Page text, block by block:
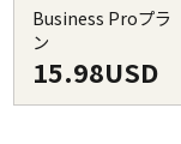
Business Proプラ
ン
15.98USD